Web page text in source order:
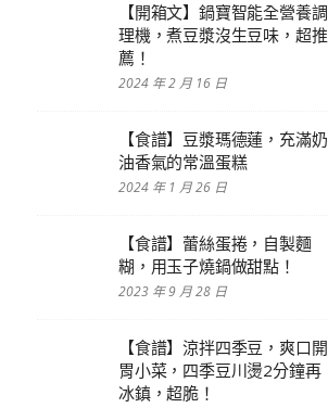
【開箱文】鍋寶智能全營養調
理機，煮豆漿沒生豆味，超推
薦！
2024 年 2 月 16 日
【食譜】豆漿瑪德蓮，充滿奶
油香氣的常溫蛋糕
2024 年 1 月 26 日
【食譜】蕾絲蛋捲，自製麵
糊，用玉子燒鍋做甜點！
2023 年 9 月 28 日
【食譜】涼拌四季豆，爽口開
胃小菜，四季豆川燙2分鐘再
冰鎮，超脆！